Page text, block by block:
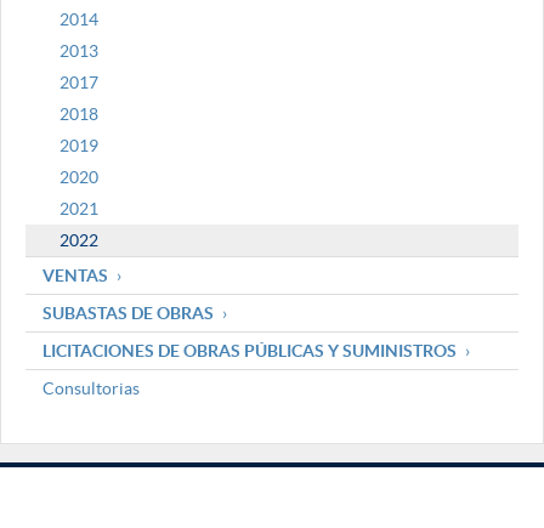
2014
2013
2017
2018
2019
2020
2021
2022
VENTAS
SUBASTAS DE OBRAS
LICITACIONES DE OBRAS PÚBLICAS Y SUMINISTROS
Consultorias